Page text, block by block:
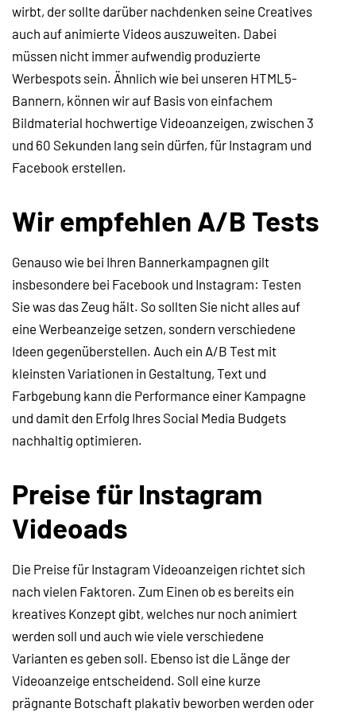
wirbt, der sollte darüber nachdenken seine Creatives
auch auf animierte Videos auszuweiten. Dabei
müssen nicht immer aufwendig produzierte
Werbespots sein. Ähnlich wie bei unseren HTML5-
Bannern, können wir auf Basis von einfachem
Bildmaterial hochwertige Videoanzeigen, zwischen 3
und 60 Sekunden lang sein dürfen, für Instagram und
Facebook erstellen.
Wir empfehlen A/B Tests
Genauso wie bei Ihren Bannerkampagnen gilt
insbesondere bei Facebook und Instagram: Testen
Sie was das Zeug hält. So sollten Sie nicht alles auf
eine Werbeanzeige setzen, sondern verschiedene
Ideen gegenüberstellen. Auch ein A/B Test mit
kleinsten Variationen in Gestaltung, Text und
Farbgebung kann die Performance einer Kampagne
und damit den Erfolg Ihres Social Media Budgets
nachhaltig optimieren.
Preise für Instagram
Videoads
Die Preise für Instagram Videoanzeigen richtet sich
nach vielen Faktoren. Zum Einen ob es bereits ein
kreatives Konzept gibt, welches nur noch animiert
werden soll und auch wie viele verschiedene
Varianten es geben soll. Ebenso ist die Länge der
Videoanzeige entscheidend. Soll eine kurze
prägnante Botschaft plakativ beworben werden oder